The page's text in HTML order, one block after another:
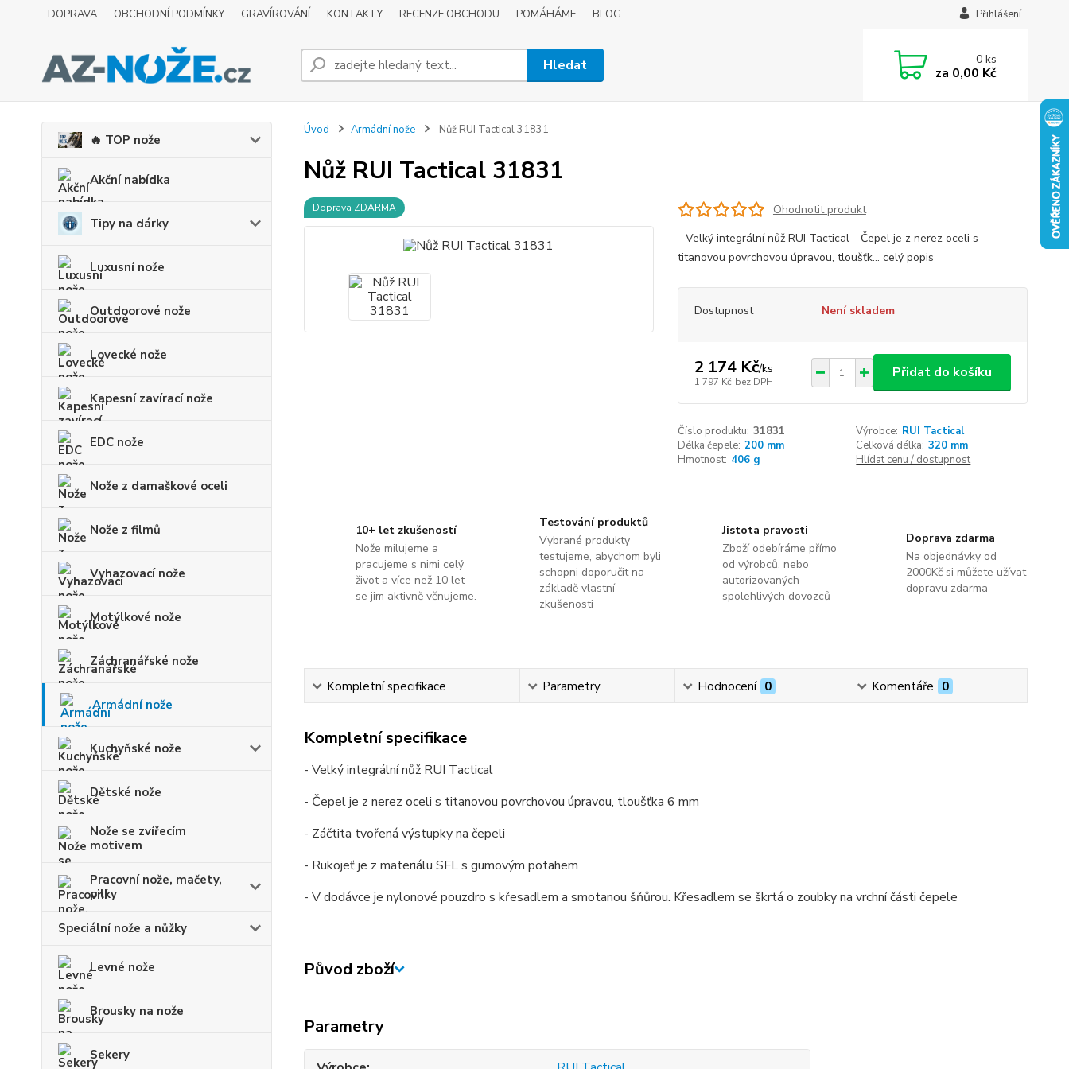
DOPRAVA OBCHODNÍ PODMÍNKY GRAVÍROVÁNÍ KONTAKTY RECENZE OBCHODU POMÁHÁME BLOG Přihlášení
Hledat 0ks
za 0,00 Kč
🔥 TOP nože
Akční nabídka
Tipy na dárky
Luxusní nože
Outdoorové nože
Lovecké nože
Kapesní zavírací nože
EDC nože
Nože z damaškové oceli
Nože z filmů
Vyhazovací nože
Motýlkové nože
Záchranářské nože
Armádní nože
Kuchyňské nože
Dětské nože
Nože se zvířecím
motivem
Pracovní nože, mačety,
pilky
Speciální nože a nůžky
Levné nože
Brousky na nože
Sekery
Úvod Armádní nože Nůž RUI Tactical 31831
Nůž RUI Tactical 31831
Doprava ZDARMA
Ohodnotit produkt
- Velký integrální nůž RUI Tactical - Čepel je z nerez oceli s
titanovou povrchovou úpravou, tloušťk... celý popis
Dostupnost Není skladem
2 174 Kč/ks
1 797 Kč bez DPH
Přidat do košíku
Číslo produktu: 31831 Výrobce: RUI Tactical
Délka čepele: 200 mm Celková délka: 320 mm
Hmotnost: 406 g Hlídat cenu / dostupnost
10+ let zkušeností
Nože milujeme a
pracujeme s nimi celý
život a více než 10 let
se jim aktivně věnujeme.
Testování produktů
Vybrané produkty
testujeme, abychom byli
schopni doporučit na
základě vlastní
zkušenosti
Jistota pravosti
Zboží odebíráme přímo
od výrobců, nebo
autorizovaných
spolehlivých dovozců
Doprava zdarma
Na objednávky od
2000Kč si můžete užívat
dopravu zdarma
Kompletní specifikace Parametry Hodnocení 0 Komentáře 0
Kompletní specifikace
- Velký integrální nůž RUI Tactical
- Čepel je z nerez oceli s titanovou povrchovou úpravou, tloušťka 6 mm
- Záčtita tvořená výstupky na čepeli
- Rukojeť je z materiálu SFL s gumovým potahem
- V dodávce je nylonové pouzdro s křesadlem a smotanou šňůrou. Křesadlem se škrtá o zoubky na vrchní části čepele
Původ zboží
Parametry